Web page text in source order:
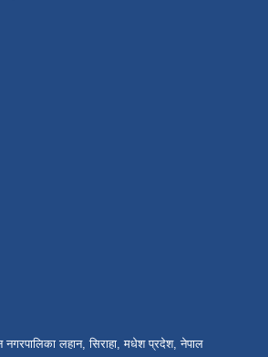
लहान, सिराहा, मधेश प्रदेश, नेपाल